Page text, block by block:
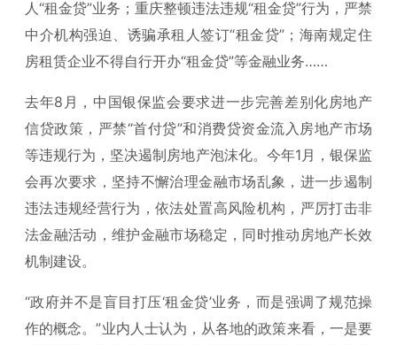
人“租金贷”业务；重庆整顿违法违规“租金贷”行为，严禁
中介机构强迫、诱骗承租人签订“租金贷”；海南规定住
房租赁企业不得自行开办“租金贷”等金融业务……
去年8月，中国银保监会要求进一步完善差别化房地产
信贷政策，严禁“首付贷”和消费贷资金流入房地产市场
等违规行为，坚决遏制房地产泡沫化。今年1月，银保监
会再次要求，坚持不懈治理金融市场乱象，进一步遏制
违法违规经营行为，依法处置高风险机构，严厉打击非
法金融活动，维护金融市场稳定，同时推动房地产长效
机制建设。
“政府并不是盲目打压‘租金贷’业务，而是强调了规范操
作的概念。”业内人士认为，从各地的政策来看，一是要